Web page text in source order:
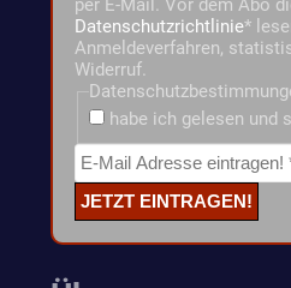
per E-Mail. Vor dem Abo
Datenschutzrichtlinie*
Anmeldeverfahren,
Widerruf.
habe ich gelesen und